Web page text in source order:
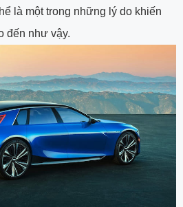
là một trong những lý do khiến
đến như vậy.